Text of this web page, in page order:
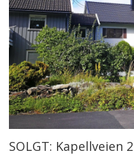
SOLGT: Kapellveien